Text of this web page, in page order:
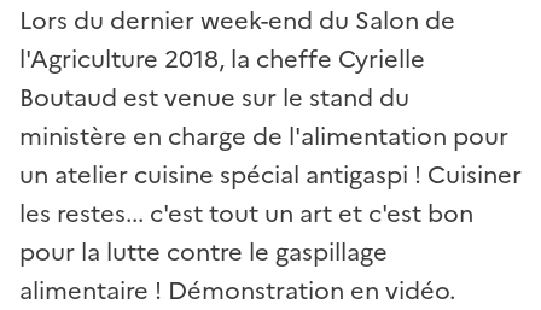
Lors du dernier week-end du Salon de
l'Agriculture 2018, la cheffe Cyrielle
Boutaud est venue sur le stand du
ministère en charge de l'alimentation pour
un atelier cuisine spécial antigaspi ! Cuisiner
les restes... c'est tout un art et c'est bon
pour la lutte contre le gaspillage
alimentaire ! Démonstration en vidéo.